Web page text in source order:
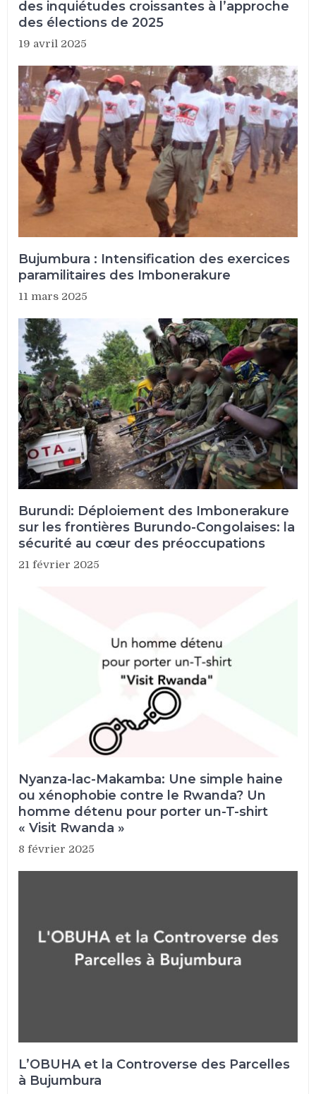
des inquiétudes croissantes à l’approche
des élections de 2025
19 avril 2025
Bujumbura : Intensification des exercices
paramilitaires des Imbonerakure
11 mars 2025
Burundi: Déploiement des Imbonerakure
sur les frontières Burundo-Congolaises: la
sécurité au cœur des préoccupations
21 février 2025
Nyanza-lac-Makamba: Une simple haine
ou xénophobie contre le Rwanda? Un
homme détenu pour porter un-T-shirt
« Visit Rwanda »
8 février 2025
L’OBUHA et la Controverse des Parcelles
à Bujumbura